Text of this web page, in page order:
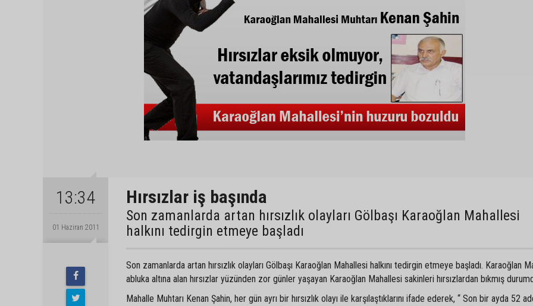
13:34
01 Haziran 2011
Hırsızlar iş başında
Son zamanlarda artan hırsızlık olayları Gölbaşı Karaoğlan Mahallesi
halkını tedirgin etmeye başladı
Son zamanlarda artan hırsızlık olayları Gölbaşı Karaoğlan Mahallesi halkını tedirgin etmeye başladı. Karaoğlan
abluka altına alan hırsızlar yüzünden zor günler yaşayan Karaoğlan Mahallesi sakinleri hırsızlardan bıkmış
Mahalle Muhtarı Kenan Şahin, her gün ayrı bir hırsızlık olayı ile karşılaştıklarını ifade ederek, “ Son bir ayda 52